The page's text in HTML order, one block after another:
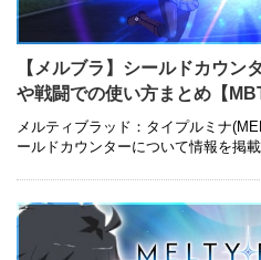
【メルブラ】シールドカウン
や戦闘での使い方まとめ【
メルティブラッド：タイプルミナ
ールドカウンターについて情報を掲